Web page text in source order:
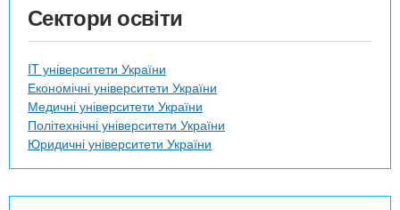
Сектори освіти
IT університети України
Економічні університети України
Медичні університети України
Політехнічні університети України
Юридичні університети України